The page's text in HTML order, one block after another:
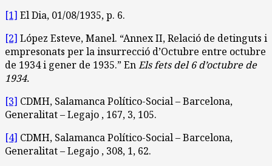
[1] El Dia, 01/08/1935, p. 6.
[2] López Esteve, Manel. “Annex II, Relació de detinguts i
empresonats per la insurrecció d’Octubre entre octubre
de 1934 i gener de 1935.” EnEls fets del 6 d’octubre de
1934.
[3] CDMH, Salamanca Político-Social – Barcelona,
Generalitat – Legajo , 167, 3, 105.
[4] CDMH, Salamanca Político-Social – Barcelona,
Generalitat – Legajo , 308, 1, 62.